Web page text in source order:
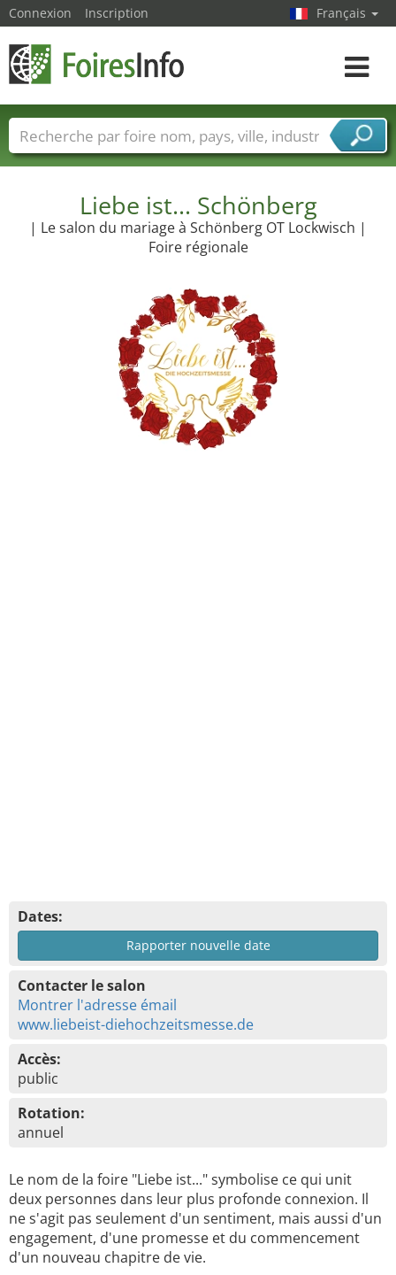
Liebe ist... Schönberg
| Le salon du mariage à Schönberg OT Lockwisch |
Foire régionale
Dates:
Rapporter nouvelle date
Contacter le salon
Montrer l'adresse émail
www.liebeist-diehochzeitsmesse.de
Accès:
public
Rotation:
annuel
Le nom de la foire "Liebe ist..." symbolise ce qui unit
deux personnes dans leur plus profonde connexion. Il
ne s'agit pas seulement d'un sentiment, mais aussi d'un
engagement, d'une promesse et du commencement
d'un nouveau chapitre de vie.
Connexion Inscription Français
Toggle
Foire noms Pays Villes
Secteurs de foire